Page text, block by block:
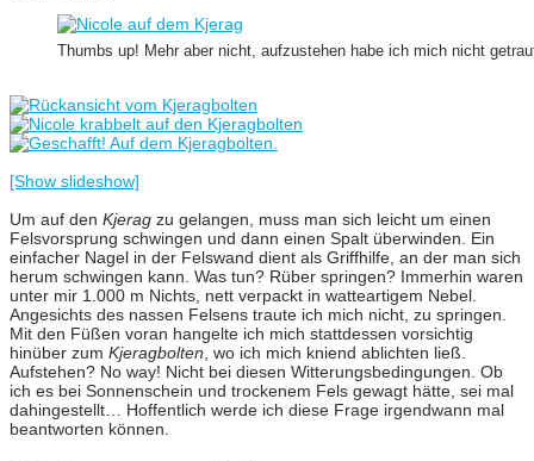
Thumbs up! Mehr aber nicht, aufzustehen habe ich mich nicht
[Show slideshow]
Um auf den Kjerag zu gelangen, muss man sich leicht um einen
Felsvorsprung schwingen und dann einen Spalt überwinden. Ein
einfacher Nagel in der Felswand dient als Griffhilfe, an der man sich
herum schwingen kann. Was tun? Rüber springen? Immerhin waren
unter mir 1.000 m Nichts, nett verpackt in watteartigem Nebel.
Angesichts des nassen Felsens traute ich mich nicht, zu springen.
Mit den Füßen voran hangelte ich mich stattdessen vorsichtig
hinüber zum Kjeragbolten, wo ich mich kniend ablichten ließ.
Aufstehen? No way! Nicht bei diesen Witterungsbedingungen. Ob
ich es bei Sonnenschein und trockenem Fels gewagt hätte, sei mal
dahingestellt… Hoffentlich werde ich diese Frage irgendwann mal
beantworten können.